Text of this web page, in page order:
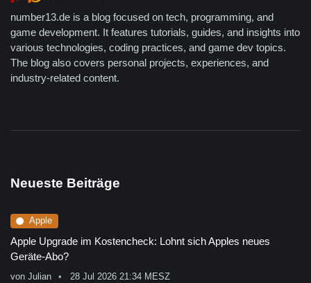
number13.de is a blog focused on tech, programming, and
game development. It features tutorials, guides, and insights into
various technologies, coding practices, and game dev topics.
The blog also covers personal projects, experiences, and
industry-related content.
Neueste Beiträge
Apple
Apple Upgrade im Kostencheck: Lohnt sich Apples neues
Geräte-Abo?
von Julian 28 Jul 2026 21:34 MESZ